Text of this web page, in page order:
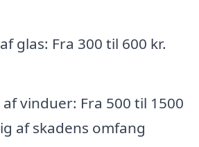
glas: Fra 300 til 600 kr.
vinduer: Fra 500 til 1500
af skadens omfang